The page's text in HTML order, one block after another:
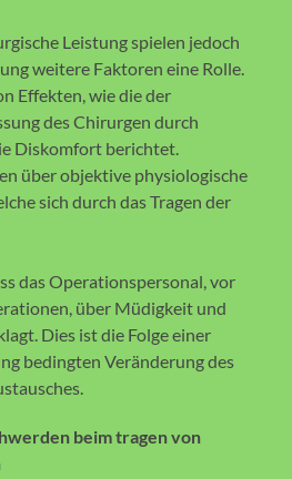
Leistung spielen jedoch
weitere Faktoren eine Rolle.
Effekten, wie die der
des Chirurgen durch
Diskomfort berichtet.
über objektive physiologische
sich durch das Tragen der
das Operationspersonal, vor
über Müdigkeit und
Dies ist die Folge einer
bedingten Veränderung des
beim tragen von